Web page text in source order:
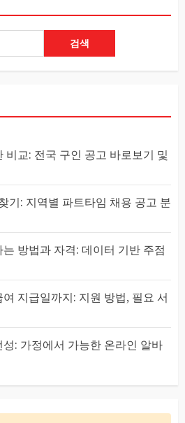
검색
비교: 전국 구인 공고 바로보기 및
기: 지역별 파트타임 채용 공고 분
방법과 자격: 데이터 기반 주점
지급일까지: 지원 방법, 필요 서
: 가정에서 가능한 온라인 알바